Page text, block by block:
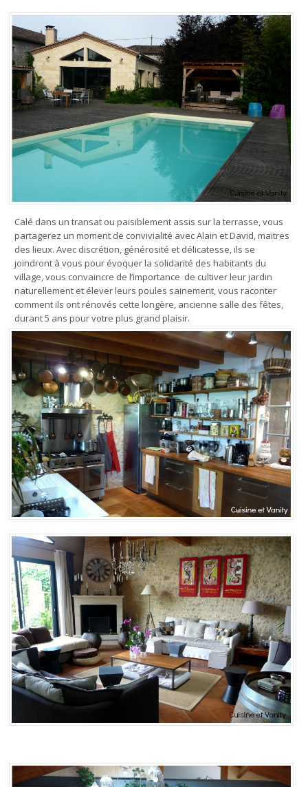
Calé dans un transat ou paisiblement assis sur la terrasse, vous
partagerez un moment de convivialité avec Alain et David, maitres
des lieux. Avec discrétion, générosité et délicatesse, ils se
joindront à vous pour évoquer la solidarité des habitants du
village, vous convaincre de l’importance de cultiver leur jardin
naturellement et élever leurs poules sainement, vous raconter
comment ils ont rénovés cette longère, ancienne salle des fêtes,
durant 5 ans pour votre plus grand plaisir.